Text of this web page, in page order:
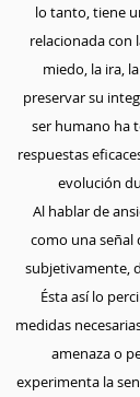
lo tanto, tiene
relacionada con
miedo, la ira,
preservar su
ser humano ha
respuestas
evolución
Al hablar de
como una señal
subjetivamente,
Ésta así lo
medidas
amenaza o
experimenta la